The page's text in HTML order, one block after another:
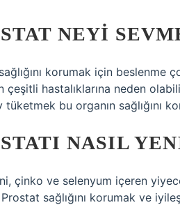
NEYI
korumak için beslenme
çeşitli hastalıklarına neden
bu organın sağlığını
NASIL
çinko ve selenyum içeren
sağlığını korumak ve